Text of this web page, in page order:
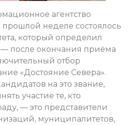
агентство
прошлой неделе состоялось
который определил
после окончания приёма
отбор
«Достояние Севера».
на это звание,
участие те, кто
— это представители
муниципалитетов,